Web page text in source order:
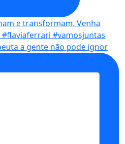
a gente não pode ignor